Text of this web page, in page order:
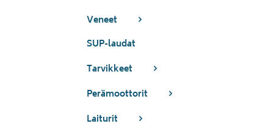
Veneet
SUP-laudat
Tarvikkeet
Perämoottorit
Laiturit